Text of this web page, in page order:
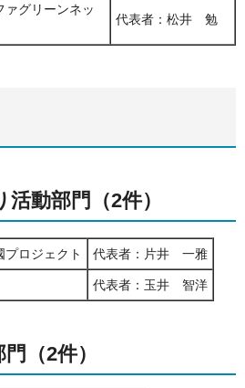
ァグリーンネッ
代表者：松井 勉
動部門（2件）
ロジェクト 代表者：片井 一雅
代表者：玉井 智洋
（2件）